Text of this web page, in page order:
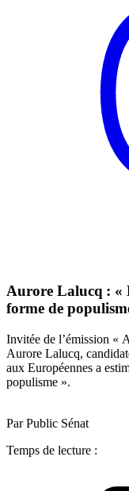
Aurore Lalucq : «
forme de
Invitée de l’émission «
Aurore Lalucq,
aux Européennes a
populisme ».
Par Public Sénat
Temps de lecture :